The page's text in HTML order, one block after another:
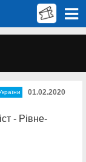
01.02.2020